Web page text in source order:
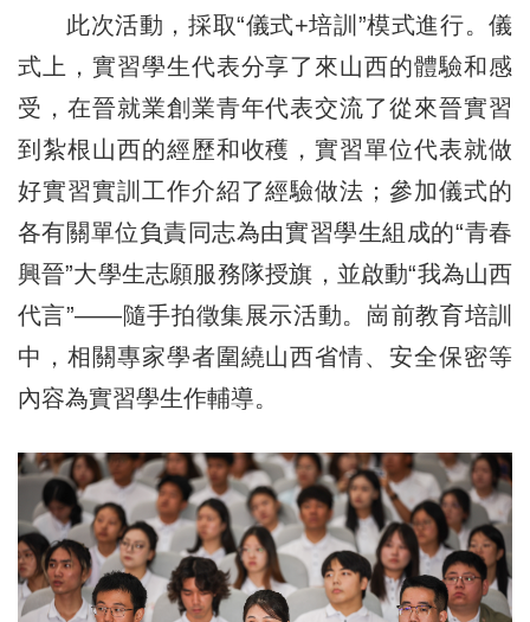
此次活動，採取“儀式+培訓”模式進行。儀
式上，實習學生代表分享了來山西的體驗和感
受，在晉就業創業青年代表交流了從來晉實習
到紮根山西的經歷和收穫，實習單位代表就做
好實習實訓工作介紹了經驗做法；參加儀式的
各有關單位負責同志為由實習學生組成的“青春
興晉”大學生志願服務隊授旗，並啟動“我為山西
代言”——隨手拍徵集展示活動。崗前教育培訓
中，相關專家學者圍繞山西省情、安全保密等
內容為實習學生作輔導。